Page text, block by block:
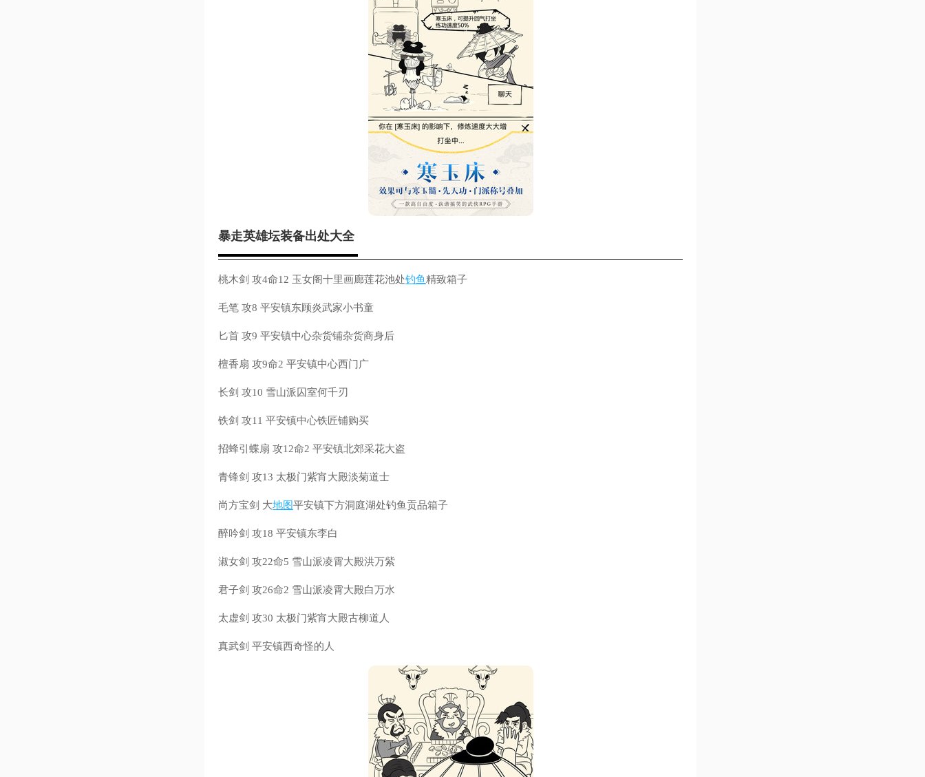
暴走英雄坛装备出处大全
桃木剑 攻4命12 玉女阁十里画廊莲花池处钓鱼精致箱子
毛笔 攻8 平安镇东顾炎武家小书童
匕首 攻9 平安镇中心杂货铺杂货商身后
檀香扇 攻9命2 平安镇中心西门广
长剑 攻10 雪山派囚室何千刃
铁剑 攻11 平安镇中心铁匠铺购买
招蜂引蝶扇 攻12命2 平安镇北郊采花大盗
青锋剑 攻13 太极门紫宵大殿淡菊道士
尚方宝剑 大地图平安镇下方洞庭湖处钓鱼贡品箱子
醉吟剑 攻18 平安镇东李白
淑女剑 攻22命5 雪山派凌霄大殿洪万紫
君子剑 攻26命2 雪山派凌霄大殿白万水
太虚剑 攻30 太极门紫宵大殿古柳道人
真武剑 平安镇西奇怪的人